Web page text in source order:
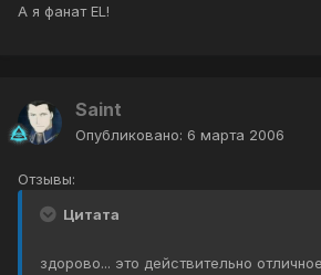
А я фанат EL!
Saint
Опубликовано: 6 марта 2006
Отзывы:
Цитата
здорово... это действительно